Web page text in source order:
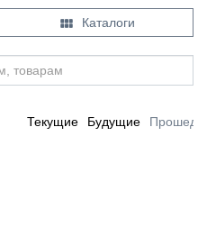
 Каталоги
Текущие Будущие